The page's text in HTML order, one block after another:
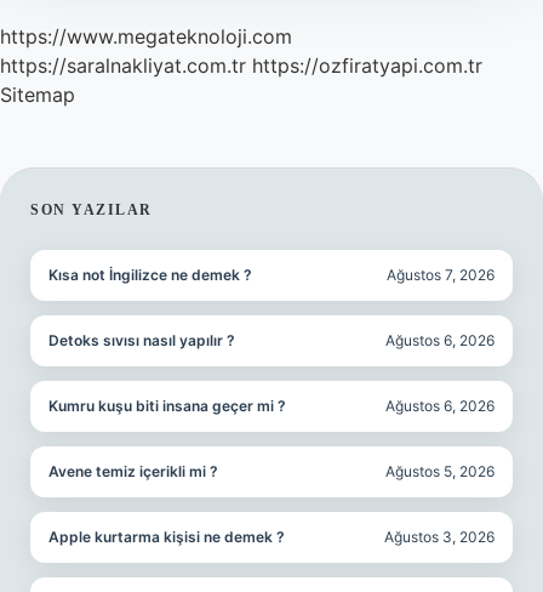
https://www.megateknoloji.com
https://saralnakliyat.com.tr https://ozfiratyapi.com.tr
Sitemap
SIDEBAR
SON YAZILAR
Kısa not İngilizce ne demek ? Ağustos 7, 2026
Detoks sıvısı nasıl yapılır ? Ağustos 6, 2026
Kumru kuşu biti insana geçer mi ? Ağustos 6, 2026
Avene temiz içerikli mi ? Ağustos 5, 2026
Apple kurtarma kişisi ne demek ? Ağustos 3, 2026